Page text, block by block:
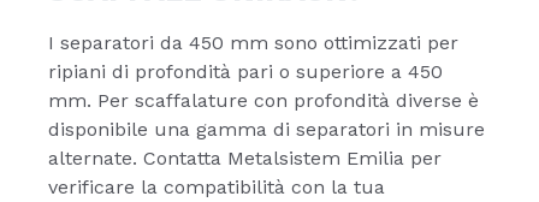
I separatori da 450 mm sono ottimizzati per
ripiani di profondità pari o superiore a 450
mm. Per scaffalature con profondità diverse è
disponibile una gamma di separatori in misure
alternate. Contatta Metalsistem Emilia per
verificare la compatibilità con la tua